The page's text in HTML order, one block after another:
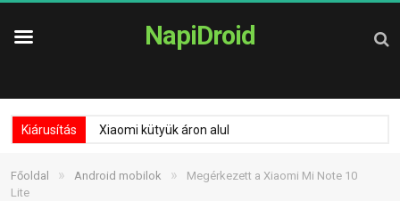
NapiDroid
Kiárusítás Xiaomi kütyük áron alul
Főoldal » Android mobilok »
Megérkezett a Xiaomi Mi Note 10
Lite